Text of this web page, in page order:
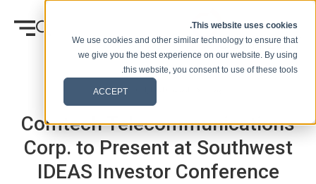
This website uses cookies.
We use cookies and other similar technology to ensure that
we give you the best experience on our website. By using
this website, you consent to use of these tools.
ACCEPT
الصحفيه
Comtech Telecommunications
Corp. to Present at Southwest
IDEAS Investor Conference